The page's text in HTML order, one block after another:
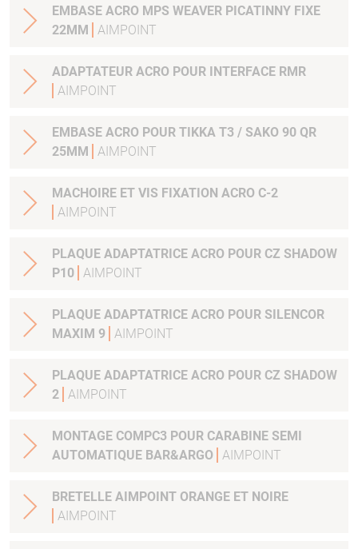
EMBASE ACRO MPS WEAVER PICATINNY FIXE
22MM
AIMPOINT
ADAPTATEUR ACRO POUR INTERFACE RMR
AIMPOINT
EMBASE ACRO POUR TIKKA T3 / SAKO 90 QR
25MM
AIMPOINT
MACHOIRE ET VIS FIXATION ACRO C-2
AIMPOINT
PLAQUE ADAPTATRICE ACRO POUR CZ SHADOW
P10 AIMPOINT
PLAQUE ADAPTATRICE ACRO POUR SILENCOR
MAXIM 9
AIMPOINT
PLAQUE ADAPTATRICE ACRO POUR CZ SHADOW
2 AIMPOINT
MONTAGE COMPC3 POUR CARABINE SEMI
AUTOMATIQUE BAR&ARGO
AIMPOINT
BRETELLE AIMPOINT ORANGE ET NOIRE
AIMPOINT